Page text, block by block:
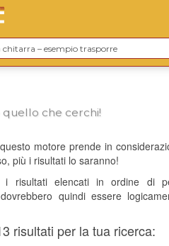
che cerchi!
motore prende in
più i risultati lo saranno!
risultati elencati in ordine di
quindi essere
risultati per la tua ricerca: